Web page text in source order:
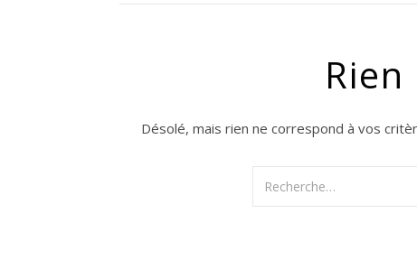
Désolé, mais rien ne correspond à vos